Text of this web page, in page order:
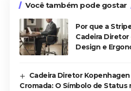
Você também pode gostar
Por que a
Cadeira
Design e
Cadeira Diretor
Cromada: O Símbolo de Status